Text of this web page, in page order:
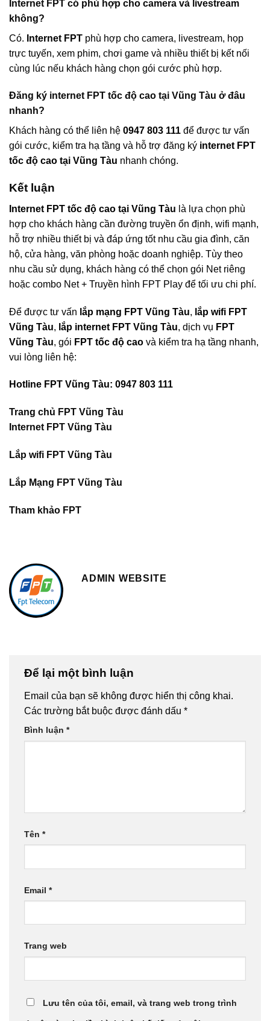
Internet FPT có phù hợp cho camera và livestream
không?
Có. Internet FPT phù hợp cho camera, livestream, họp
trực tuyến, xem phim, chơi game và nhiều thiết bị kết nối
cùng lúc nếu khách hàng chọn gói cước phù hợp.
Đăng ký internet FPT tốc độ cao tại Vũng Tàu ở đâu
nhanh?
Khách hàng có thể liên hệ 0947 803 111 để được tư vấn
gói cước, kiểm tra hạ tầng và hỗ trợ đăng ký internet FPT
tốc độ cao tại Vũng Tàu nhanh chóng.
Kết luận
Internet FPT tốc độ cao tại Vũng Tàu là lựa chọn phù
hợp cho khách hàng cần đường truyền ổn định, wifi mạnh,
hỗ trợ nhiều thiết bị và đáp ứng tốt nhu cầu gia đình, căn
hộ, cửa hàng, văn phòng hoặc doanh nghiệp. Tùy theo
nhu cầu sử dụng, khách hàng có thể chọn gói Net riêng
hoặc combo Net + Truyền hình FPT Play để tối ưu chi phí.
Để được tư vấn lắp mạng FPT Vũng Tàu, lắp wifi FPT
Vũng Tàu, lắp internet FPT Vũng Tàu, dịch vụ FPT
Vũng Tàu, gói FPT tốc độ cao và kiểm tra hạ tầng nhanh,
vui lòng liên hệ:
Hotline FPT Vũng Tàu: 0947 803 111
Trang chủ FPT Vũng Tàu
Internet FPT Vũng Tàu
Lắp wifi FPT Vũng Tàu
Lắp Mạng FPT Vũng Tàu
Tham khảo FPT
ADMIN WEBSITE
Để lại một bình luận
Email của bạn sẽ không được hiển thị công khai.
Các trường bắt buộc được đánh dấu *
Bình luận *
Tên *
Email *
Trang web
Lưu tên của tôi, email, và trang web trong trình